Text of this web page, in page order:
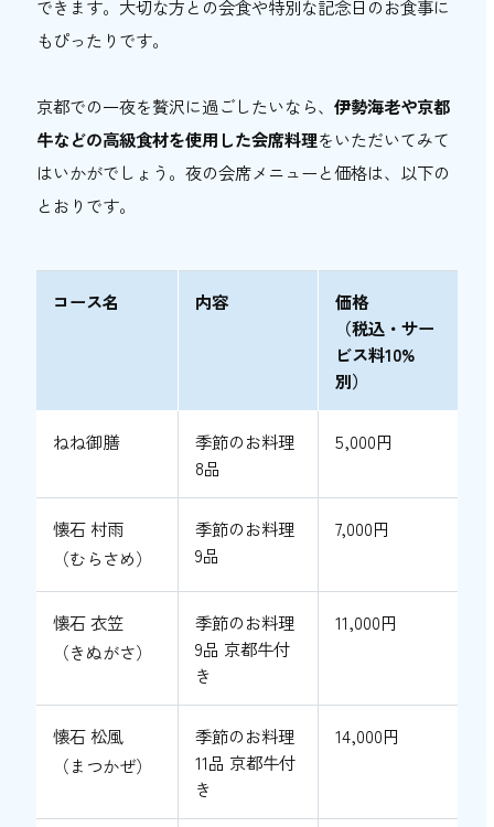
できます。大切な方との会食や特別な記念日のお食事に
もぴったりです。
京都での一夜を贅沢に過ごしたいなら、 伊勢海老や京都
牛などの高級食材を使用した会席料理をいただいてみて
はいかがでしょう。夜の会席メニューと価格は、以下の
とおりです。
コース名 内容
価格
（税込・サー
ビス料10%
別）
ねね御膳
季節のお料理
8品
5,000円
懐石 村雨
（むらさめ）
季節のお料理
9品
7,000円
懐石 衣笠
（きぬがさ）
季節のお料理
9品 京都牛付
き
11,000円
懐石 松風
（まつかぜ）
季節のお料理
11品 京都牛付
き
14,000円